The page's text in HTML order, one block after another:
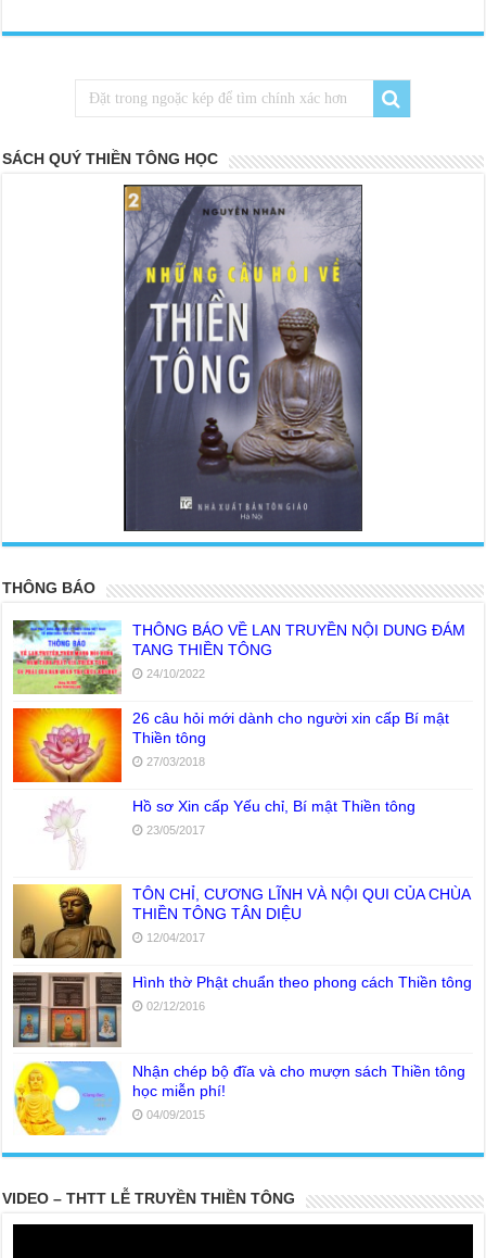
SÁCH QUÝ THIỀN TÔNG HỌC
THÔNG BÁO
THÔNG BÁO VỀ LAN TRUYỀN NỘI DUNG ĐÁM
TANG THIỀN TÔNG
24/10/2022
26 câu hỏi mới dành cho người xin cấp Bí mật
Thiền tông
27/03/2018
Hồ sơ Xin cấp Yếu chỉ, Bí mật Thiền tông
23/05/2017
TÔN CHỈ, CƯƠNG LĨNH VÀ NỘI QUI CỦA CHÙA
THIỀN TÔNG TÂN DIỆU
12/04/2017
Hình thờ Phật chuẩn theo phong cách Thiền tông
02/12/2016
Nhận chép bộ đĩa và cho mượn sách Thiền tông
học miễn phí!
04/09/2015
VIDEO – THTT LỄ TRUYỀN THIỀN TÔNG